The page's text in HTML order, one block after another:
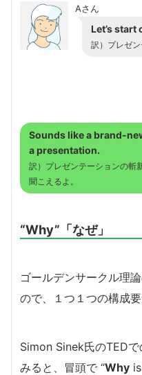
Aさん
Let’s
訳）プレゼン
Sounds like a brand-
a presentation.
訳）プレゼンテーションの斬
聞こえるよ。
“Why”「なぜ」
ゴールデンサークル理
ので、１つ１つの構成
Simon Sinek氏のTED
みると、冒頭で “Why